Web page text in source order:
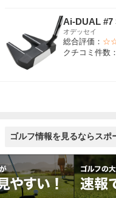
Ai-DUAL #7
オデッセイ
総合評価：
クチコミ件数
ゴルフ情報を見るならスポ